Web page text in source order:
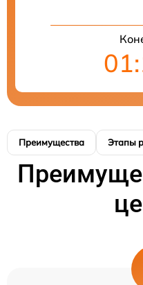
Преимущества Этапы